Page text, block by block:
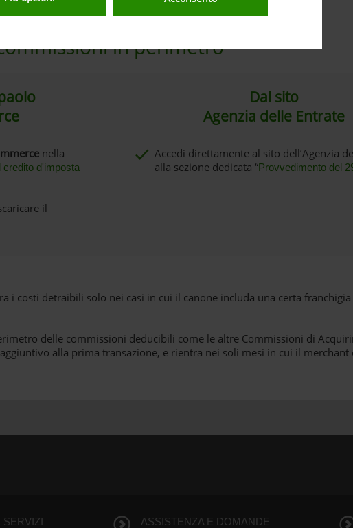
normativa e tipologia di
in perimetro
nella
d'imposta
il
Dal sito
Agenzia delle Entrate
Accedi direttamente al sito dell’Agenzia
alla sezione dedicata “Provvedimento del
i costi detraibili solo nei casi in cui il canone includa una certa
delle commissioni deducibili come le altre Commissioni di
alla prima transazione, e rientra nei soli mesi in cui il merchant
SERVIZI ASSISTENZA E DOMANDE